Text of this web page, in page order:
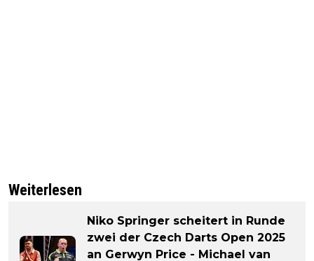
Weiterlesen
Niko Springer scheitert in Runde
zwei der Czech Darts Open 2025
an Gerwyn Price - Michael van